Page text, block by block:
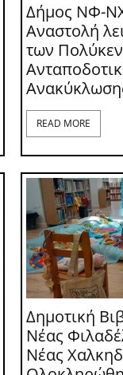
Δήμος ΝΦ-
Αναστολή
των
READ MORE
Δημοτική
Νέας
Νέας